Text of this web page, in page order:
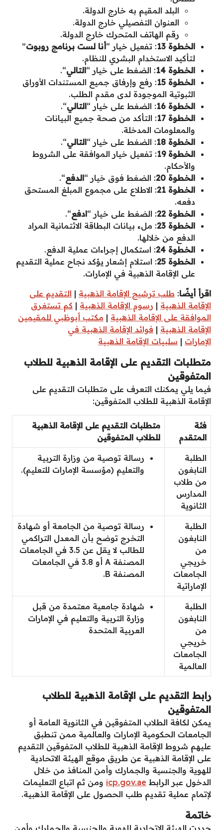
البلد المقيم به خارج الدولة.
العنوان التفصيلي خارج الدولة.
رقم الهاتف المتحرك خارج الدولة.
الخطوة 13
: تفعيل خيار “أنا لست برنامج روبوت”
لتأكيد الاستخدام البشري للنظام.
الخطوة 14
: الضغط على خيار “التالي“.
الخطوة 15
: رفع وإرفاق جميع المستندات الأوراق
الثبوتية الموجودة لدى مقدم الطلب.
الخطوة 16
: الضغط على خيار “التالي“.
الخطوة 17
: التأكد من صحة جميع البيانات
والمعلومات المدخلة.
الخطوة 18
: الضغط على خيار “التالي“.
الخطوة 19
: تفعيل خيار الموافقة على الشروط
والأحكام.
الخطوة 20
: الضغط فوق خيار “الدفع“.
الخطوة 21
: الاطلاع على مجموع المبلغ المستحق
دفعه.
الخطوة 22
: الضغط على خيار “ادفع“.
الخطوة 23
: ملء بيانات البطاقة الائتمانية المراد
الدفع من خلالها.
الخطوة 24
: استكمال إجراءات عملية الدفع.
الخطوة 25
: استلام إشعار يؤكد نجاح عملية التقديم
على الإقامة الذهبية في الإمارات.
اقرأ أيضًا: طلب ترشيح الإقامة الذهبية | التقديم على
الإقامة الذهبية | رسوم الإقامة الذهبية | كم تستغرق
الموافقة على الإقامة الذهبية | مكتب أبوظبي للمقيمين
الإقامة الذهبية | فوائد الإقامة الذهبية في
الإمارات | سلبيات الإقامة الذهبية
متطلبات التقديم على الإقامة الذهبية للطلاب
المتفوقين
فيما يلي يمكنك التعرف على متطلبات التقديم على
الإقامة الذهبية للطلاب المتفوقين:
فئة
المتقدم
متطلبات التقديم على الإقامة الذهبية
للطلاب المتفوقين
الطلبة
النابغون
من طلاب
المدارس
الثانوية
رسالة توصية من وزارة التربية
والتعليم (مؤسسة الإمارات للتعليم).
الطلبة
النابغون
من
خريجي
الجامعات
الإماراتية
رسالة توصية من الجامعة أو شهادة
التخرج توضح بأن المعدل التراكمي
للطالب لا يقل عن 3.5 في الجامعات
المصنفة A أو 3.8 في الجامعات
المصنفة B.
الطلبة
النابغون
من
خريجي
الجامعات
العالمية
شهادة جامعية معتمدة من قبل
وزارة التربية والتعليم في الإمارات
العربية المتحدة
رابط التقديم على الإقامة الذهبية للطلاب
المتفوقين
يمكن لكافة الطلاب المتفوقين في الثانوية العامة أو
الجامعات الحكومية الإمارات والعالمية ممن تنطبق
عليهم شروط الإقامة الذهبية للطلاب المتفوقين التقديم
على الإقامة الذهبية عن طريق موقع الهيئة الاتحادية
للهوية والجنسية والجمارك وأمن المنافذ من خلال
الدخول عبر الرابط icp.gov.ae ومن ثم اتباع التعليمات
لإتمام عملية تقديم طلب الحصول على الإقامة الذهبية.
خاتمة